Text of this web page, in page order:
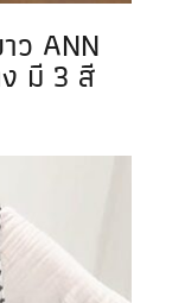
ว ANN
มี 3 สี